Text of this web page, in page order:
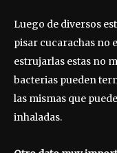
Luego de diversos
pisar cucarachas no
estrujarlas estas no
bacterias pueden
las mismas que
inhaladas.